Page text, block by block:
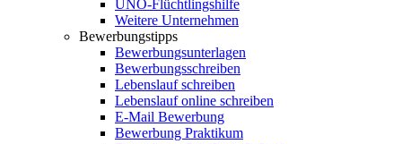
UNO-Flüchtlingshilfe
Weitere Unternehmen
Bewerbungstipps
Bewerbungsunterlagen
Bewerbungsschreiben
Lebenslauf schreiben
Lebenslauf online schreiben
E-Mail Bewerbung
Bewerbung Praktikum